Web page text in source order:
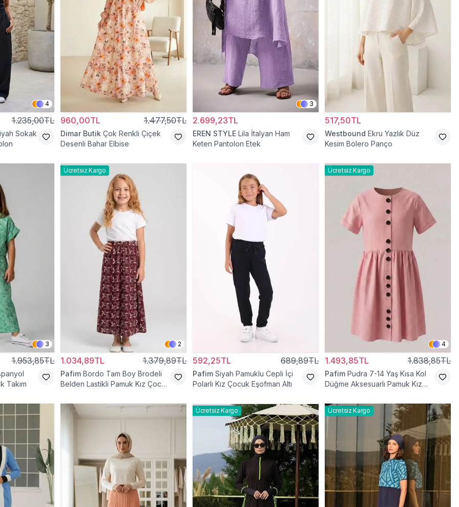
4
1.235,00TL
Sokak
960,00TL 1.477,50TL
Dimar Butik Çok Renkli Çiçek
Desenli Bahar Elbise
3
2.699,23TL
EREN STYLE Lila İtalyan Ham
Keten Pantolon Etek
517,50TL
Westbound Ekru Yazlık Düz
Kesim Bolero Panço
3
1.953,85TL
Takım
Ücretsiz Kargo
2
1.034,89TL 1.379,89TL
Pafim Bordo Tam Boy Brodeli
Belden Lastikli Pamuk Kız Çocuk
592,25TL 689,89TL
Pafim Siyah Pamuklu Cepli İçi
Polarlı Kız Çocuk Eşofman Altı
Ücretsiz Kargo
4
1.493,85TL 1.838,85TL
Pafim Pudra 7-14 Yaş Kısa Kol
Düğme Aksesuarlı Pamuk Kız
Ücretsiz Kargo Ücretsiz Kargo